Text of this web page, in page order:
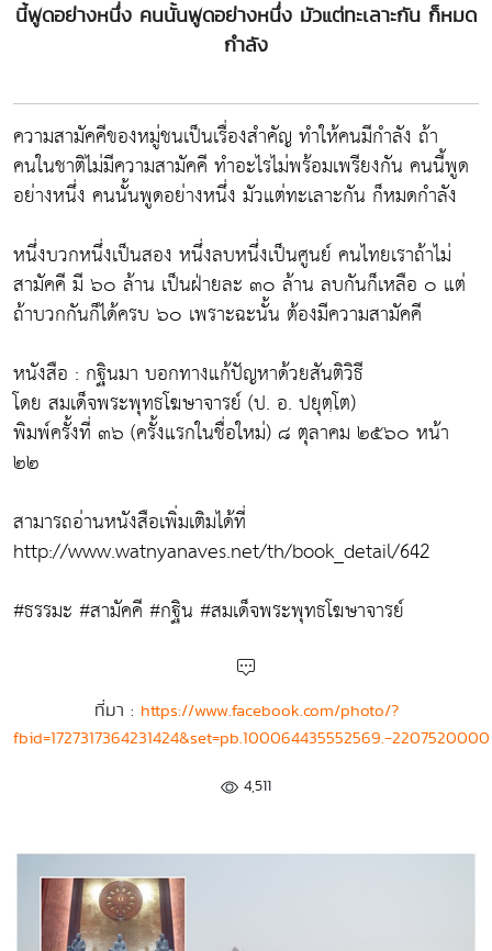
นี้พูดอย่างหนึ่ง คนนั้นพูดอย่างหนึ่ง มัวแต่ทะเลาะกัน ก็หมด
กำลัง
ความสามัคคีของหมู่ชนเป็นเรื่องสำคัญ ทำให้คนมีกำลัง ถ้า
คนในชาติไม่มีความสามัคคี ทำอะไรไม่พร้อมเพรียงกัน คนนี้พูด
อย่างหนึ่ง คนนั้นพูดอย่างหนึ่ง มัวแต่ทะเลาะกัน ก็หมดกำลัง
หนึ่งบวกหนึ่งเป็นสอง หนึ่งลบหนึ่งเป็นศูนย์ คนไทยเราถ้าไม่
สามัคคี มี ๖๐ ล้าน เป็นฝ่ายละ ๓๐ ล้าน ลบกันก็เหลือ ๐ แต่
ถ้าบวกกันก็ได้ครบ ๖๐ เพราะฉะนั้น ต้องมีความสามัคคี
หนังสือ : กฐินมา บอกทางแก้ปัญหาด้วยสันติวิธี
โดย สมเด็จพระพุทธโฆษาจารย์ (ป. อ. ปยุตฺโต)
พิมพ์ครั้งที่ ๓๖ (ครั้งแรกในชื่อใหม่) ๘ ตุลาคม ๒๕๖๐ หน้า
๒๒
สามารถอ่านหนังสือเพิ่มเติมได้ที่
http://www.watnyanaves.net/th/book_detail/642
#ธรรมะ #สามัคคี #กฐิน #สมเด็จพระพุทธโฆษาจารย์
ที่มา : https://www.facebook.com/photo/?
fbid=1727317364231424&set=pb.100064435552569.-2207520000
4,511